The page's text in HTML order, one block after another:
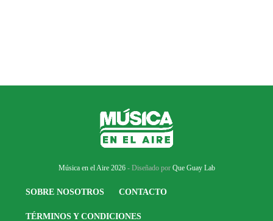
Música en el Aire 2026- Diseñado por Que Guay Lab
SOBRE NOSOTROS CONTACTO
TÉRMINOS Y CONDICIONES